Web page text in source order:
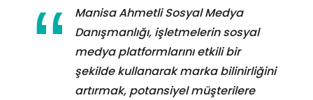
Manisa Ahmetli Sosyal Medya
Danışmanlığı, işletmelerin sosyal
medya platformlarını etkili bir
şekilde kullanarak marka bilinirliğini
artırmak, potansiyel müşterilere